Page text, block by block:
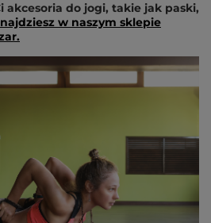
akcesoria do jogi, takie jak paski,
w naszym sklepie